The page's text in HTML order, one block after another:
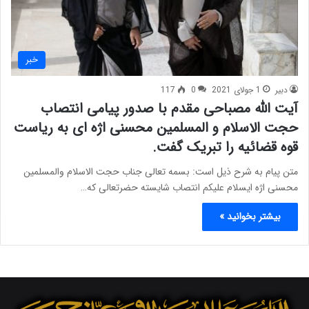
خبر
دبیر 1 جولای 2021 0
117
آیت الله مصباحی مقدم با صدور پیامی انتصاب
حجت الاسلام و المسلمین محسنی اژه ای به ریاست
قوه قضائیه را تبریک گفت.
متن پیام به شرح ذیل است: بسمه تعالی جناب حجت الاسلام والمسلمین
محسنی اژه ایسلام علیکم انتصاب شایسته حضرتعالی که…
بیشتر بخوانید »